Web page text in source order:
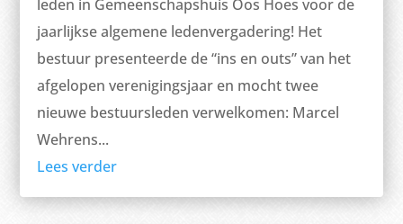
leden in Gemeenschapshuis Oos Hoes voor de
jaarlijkse algemene ledenvergadering! Het
bestuur presenteerde de “ins en outs” van het
afgelopen verenigingsjaar en mocht twee
nieuwe bestuursleden verwelkomen: Marcel
Wehrens...
Lees verder